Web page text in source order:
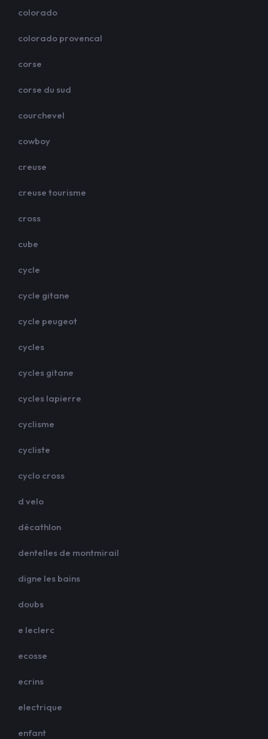
colorado
colorado provencal
corse
corse du sud
courchevel
cowboy
creuse
creuse tourisme
cross
cube
cycle
cycle gitane
cycle peugeot
cycles
cycles gitane
cycles lapierre
cyclisme
cycliste
cyclo cross
d velo
décathlon
dentelles de montmirail
digne les bains
doubs
e leclerc
ecosse
ecrins
electrique
enfant